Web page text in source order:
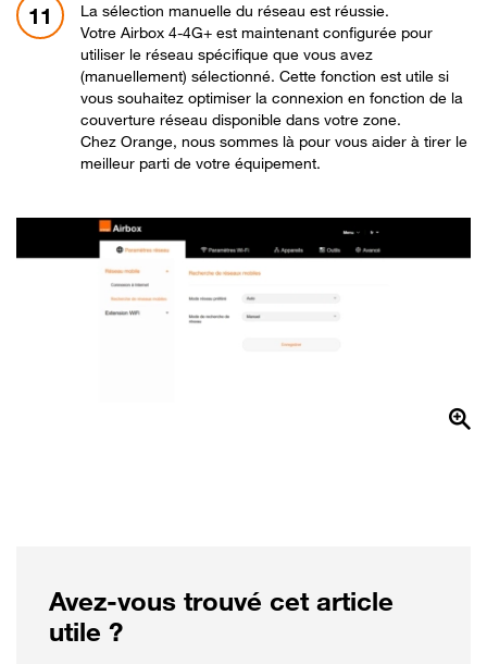
11
La sélection manuelle du réseau est réussie.
Votre Airbox 4-4G+ est maintenant configurée pour
utiliser le réseau spécifique que vous avez
(manuellement) sélectionné. Cette fonction est utile si
vous souhaitez optimiser la connexion en fonction de la
couverture réseau disponible dans votre zone.
Chez Orange, nous sommes là pour vous aider à tirer le
meilleur parti de votre équipement.
Avez-vous trouvé cet article
utile ?